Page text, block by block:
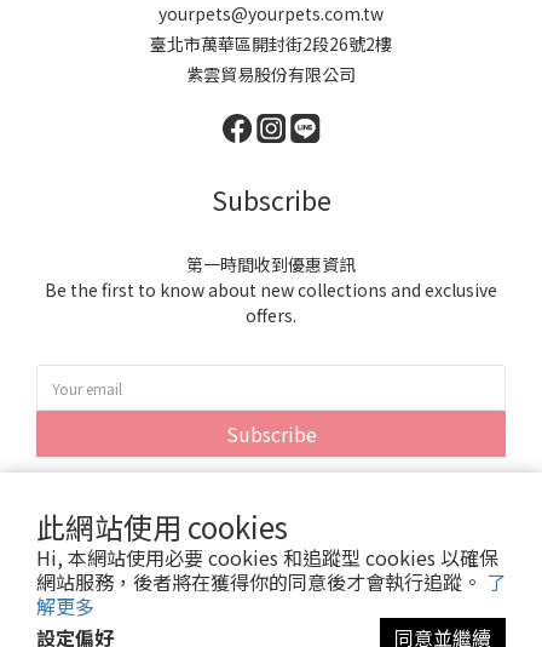
此網站使用 cookies
Hi, 本網站使用必要 cookies 和追蹤型 cookies 以確保
網站服務，後者將在獲得你的同意後才會執行追蹤。 了
解更多
設定偏好
同意並繼續
yourpets@yourpets.com.tw
臺北市萬華區開封街2段26號2樓
紫雲貿易股份有限公司
Subscribe
第一時間收到優惠資訊
Be the first to know about new collections and exclusive
offers.
Subscribe